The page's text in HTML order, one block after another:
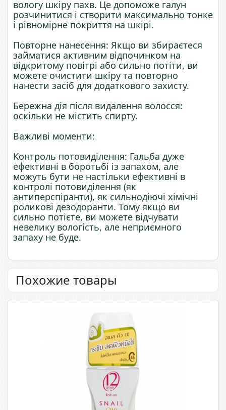
вологу шкіру пахв. Це допоможе галун
розчинитися і створити максимально тонке
і рівномірне покриття на шкірі.
Повторне нанесення: Якщо ви збираєтеся
займатися активним відпочинком на
відкритому повітрі або сильно потіти, ви
можете очистити шкіру та повторно
нанести засіб для додаткового захисту.
Бережна дія після видалення волосся:
оскільки не містить спирту.
Важливі моменти:
Контроль потовиділення: Гальба дуже
ефективні в боротьбі із запахом, але
можуть бути не настільки ефективні в
контролі потовиділення (як
антиперспіранти), як сильнодіючі хімічні
роликові дезодоранти. Тому якщо ви
сильно потієте, ви можете відчувати
невелику вологість, але неприємного
запаху не буде.
Похожие товары